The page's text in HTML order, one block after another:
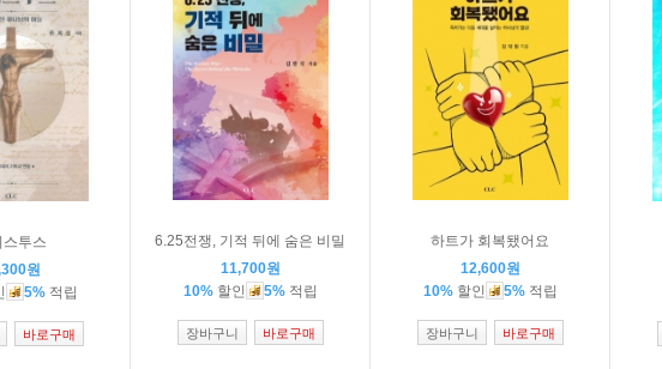
스투스
원
5% 적립
바로구매
6.25전쟁, 기적 뒤에 숨은 비밀
11,700원
10% 할인 5% 적립
장바구니 바로구매
하트가 회복됐어요
12,600원
10% 할인 5% 적립
장바구니 바로구매